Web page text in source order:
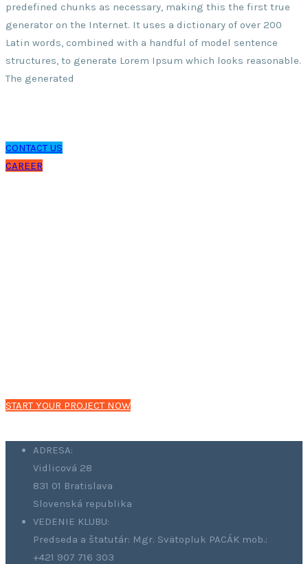
predefined chunks as necessary, making this the first true
generator on the Internet. It uses a dictionary of over 200
Latin words, combined with a handful of model sentence
structures, to generate Lorem Ipsum which looks reasonable.
The generated
CONTACT US
CAREER
START YOUR PROJECT NOW
ADRESA:
Vidlicová 28
831 01 Bratislava
Slovenská republika
VEDENIE KLUBU:
Predseda a štatutár: Mgr. Svätopluk PACÁK mob.:
+421 907 716 303